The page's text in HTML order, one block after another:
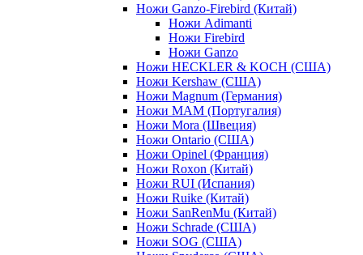
Ножи Ganzo-Firebird (Китай)
Ножи Adimanti
Ножи Firebird
Ножи Ganzo
Ножи HECKLER & KOCH (США)
Ножи Kershaw (США)
Ножи Magnum (Германия)
Ножи MAM (Португалия)
Ножи Mora (Швеция)
Ножи Ontario (США)
Ножи Opinel (Франция)
Ножи Roxon (Китай)
Ножи RUI (Испания)
Ножи Ruike (Китай)
Ножи SanRenMu (Китай)
Ножи Schrade (США)
Ножи SOG (США)